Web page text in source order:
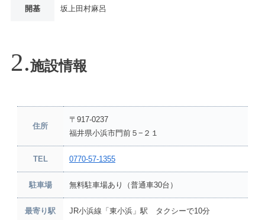
開基 坂上田村麻呂
施設情報
住所
〒917-0237
福井県小浜市門前５−２１
TEL 0770-57-1355
駐車場 無料駐車場あり（普通車30台）
最寄り駅 JR小浜線「東小浜」駅 タクシーで10分